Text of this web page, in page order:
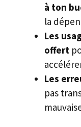
à ton
la
Les
offert
Les
pas